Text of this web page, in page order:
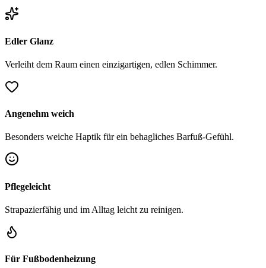
Edler Glanz
Verleiht dem Raum einen einzigartigen, edlen Schimmer.
Angenehm weich
Besonders weiche Haptik für ein behagliches Barfuß-Gefühl.
Pflegeleicht
Strapazierfähig und im Alltag leicht zu reinigen.
Für Fußbodenheizung